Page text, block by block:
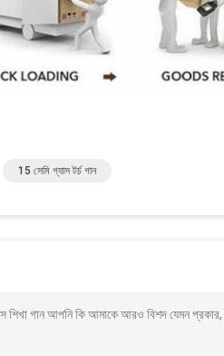
15 সেমি গ্যাস টর্চ গান
গান আপনি কি আমাকে আরও বিশদ যেমন প্রকার,